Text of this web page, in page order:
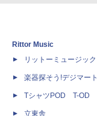
Rittor Music
リットーミュージック
楽器探そう!デジマート
TシャツPOD T-OD
立東舎